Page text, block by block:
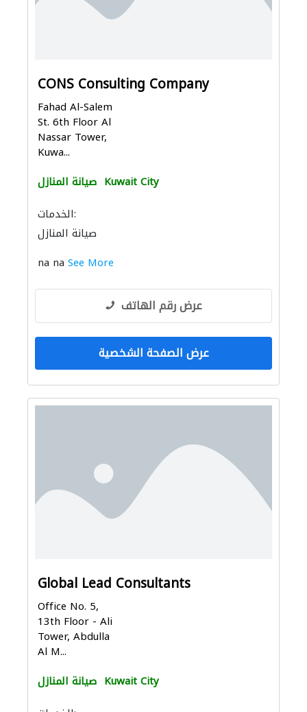
CONS Consulting Company
Fahad Al-Salem
St. 6th Floor Al
Nassar Tower,
Kuwa...
صيانة المنازل Kuwait City
الخدمات:
صيانة المنازل
na na See More
عرض رقم الهاتف
عرض الصفحة الشخصية
Global Lead Consultants
Office No. 5,
13th Floor - Ali
Tower, Abdulla
Al M...
صيانة المنازل Kuwait City